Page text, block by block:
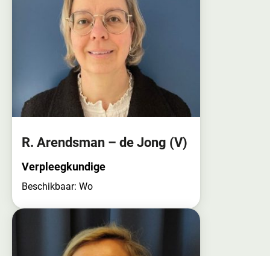
R. Arendsman – de Jong (V)
Verpleegkundige
Beschikbaar: Wo